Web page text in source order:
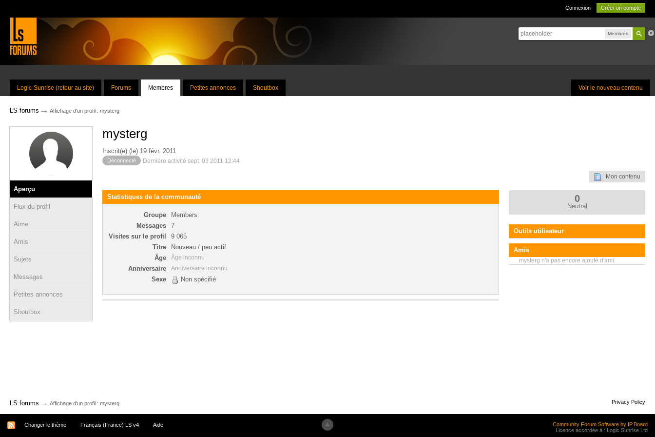
Connexion Créer un compte
Membres
Voir le nouveau contenu
Logic-Sunrise (retour au site) Forums Membres Petites annonces Shoutbox
LS forums → Affichage d'un profil : mysterg
Aperçu
Flux du profil
Aime
Amis
Sujets
Messages
Petites annonces
Shoutbox
mysterg
Inscrit(e) (le) 19 févr. 2011
Déconnecté Dernière activité sept. 03 2011 12:44
Mon contenu
Statistiques de la communauté
Groupe
Members
Messages
7
Visites sur le profil
9 065
Titre
Nouveau / peu actif
Âge
Âge inconnu
Anniversaire Anniversaire inconnu
Sexe Non spécifié
0
Neutral
Outils utilisateur
Amis
mysterg n'a pas encore ajouté d'ami.
LS forums → Affichage d'un profil : mysterg Privacy Policy
Changer le thème Français (France) LS v4 Aide
Community Forum Software by IP.Board
Licence accordée à : Logic Sunrise Ltd